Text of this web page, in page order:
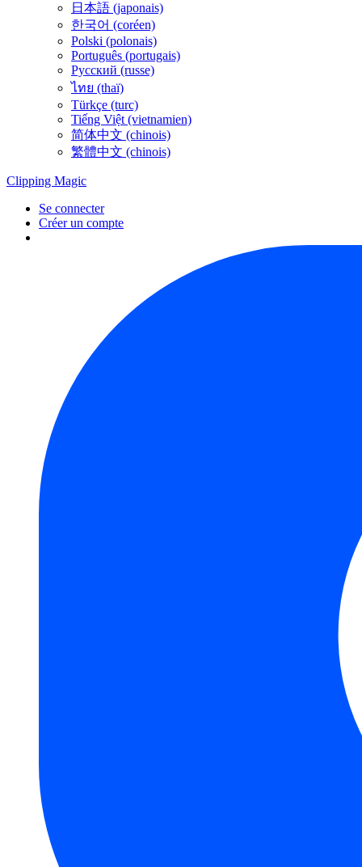
日本語 (japonais)
한국어 (coréen)
Polski (polonais)
Português (portugais)
Русский (russe)
ไทย (thaï)
Türkçe (turc)
Tiếng Việt (vietnamien)
简体中文 (chinois)
繁體中文 (chinois)
Clipping Magic
Se connecter
Créer un compte